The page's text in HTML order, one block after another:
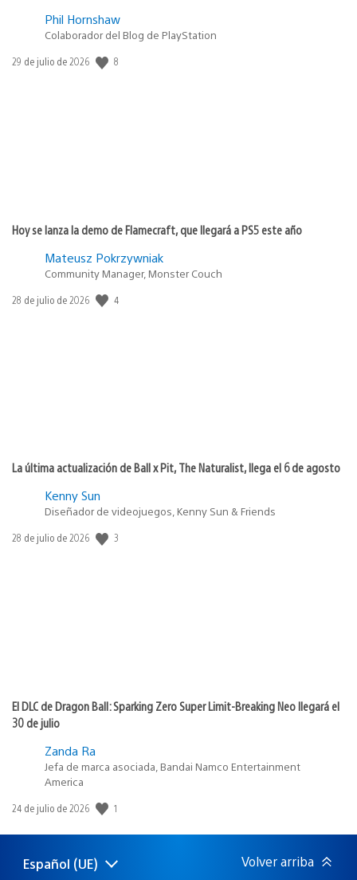
Phil Hornshaw
Colaborador del Blog de PlayStation
Fecha
29 de julio de 2026 8
Hoy se lanza la demo de Flamecraft, que llegará a PS5 este año
Mateusz Pokrzywniak
Community Manager, Monster Couch
Fecha
28 de julio de 2026 4
La última actualización de Ball x Pit, The Naturalist, llega el 6 de agosto
Kenny Sun
Diseñador de videojuegos, Kenny Sun & Friends
Fecha
28 de julio de 2026 3
El DLC de Dragon Ball: Sparking Zero Super Limit-Breaking Neo llegará el
30 de julio
Zanda Ra
Jefa de marca asociada, Bandai Namco Entertainment
America
Fecha
publicación:
24 de julio de 2026 1
Selecciona
Región
Español (UE) Volver arriba